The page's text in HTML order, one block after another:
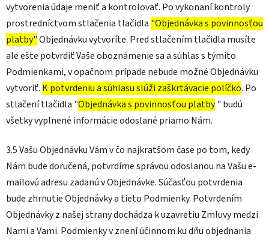
vytvorenia údaje meniť a kontrolovať. Po vykonaní kontroly
prostredníctvom stlačenia tlačidla "Objednávka s povinnosťou
platby"Objednávku vytvoríte. Pred stlačením tlačidla musíte
ale ešte potvrdiť Vaše oboznámenie sa a súhlas s týmito
Podmienkami, v opačnom prípade nebude možné Objednávku
vytvoriť. K potvrdeniu a súhlasu slúži zaškrtávacie políčko. Po
stlačení tlačidla "Objednávka s povinnosťou platby" budú
všetky vyplnené informácie odoslané priamo Nám.
3.5 Vašu Objednávku Vám v čo najkratšom čase po tom, kedy
Nám bude doručená, potvrdíme správou odoslanou na Vašu e-
mailovú adresu zadanú v Objednávke. Súčasťou potvrdenia
bude zhrnutie Objednávky a tieto Podmienky. Potvrdením
Objednávky z našej strany dochádza k uzavretiu Zmluvy medzi
Nami a Vami. Podmienky v znení účinnom ku dňu objednania